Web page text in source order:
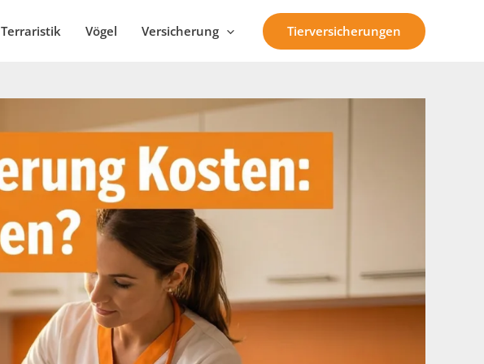
Terraristik Vögel Versicherung Tierversicherungen